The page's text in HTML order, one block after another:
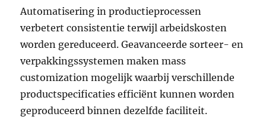
Automatisering in productieprocessen
verbetert consistentie terwijl arbeidskosten
worden gereduceerd. Geavanceerde sorteer- en
verpakkingssystemen maken mass
customization mogelijk waarbij verschillende
productspecificaties efficiënt kunnen worden
geproduceerd binnen dezelfde faciliteit.